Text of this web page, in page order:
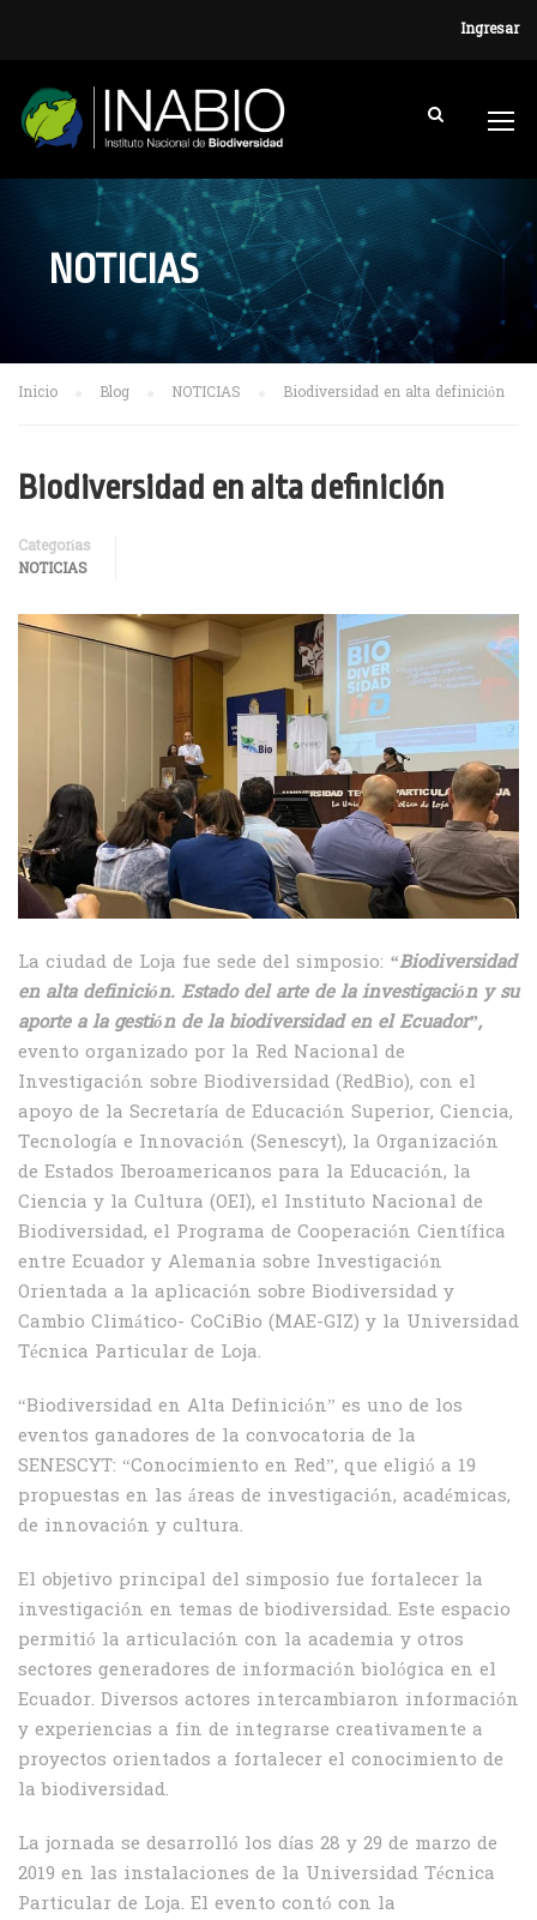
Ingresar
NOTICIAS
Inicio Blog NOTICIAS Biodiversidad en alta definición
Biodiversidad en alta definición
Categorías
NOTICIAS
La ciudad de Loja fue sede del simposio: “Biodiversidad
en alta definición. Estado del arte de la investigación y su
aporte a la gestión de la biodiversidad en el Ecuador”,
evento organizado por la Red Nacional de
Investigación sobre Biodiversidad (RedBio), con el
apoyo de la Secretaría de Educación Superior, Ciencia,
Tecnología e Innovación (Senescyt), la Organización
de Estados Iberoamericanos para la Educación, la
Ciencia y la Cultura (OEI), el Instituto Nacional de
Biodiversidad, el Programa de Cooperación Científica
entre Ecuador y Alemania sobre Investigación
Orientada a la aplicación sobre Biodiversidad y
Cambio Climático- CoCiBio (MAE-GIZ) y la Universidad
Técnica Particular de Loja.
“Biodiversidad en Alta Definición” es uno de los
eventos ganadores de la convocatoria de la
SENESCYT: “Conocimiento en Red”, que eligió a 19
propuestas en las áreas de investigación, académicas,
de innovación y cultura.
El objetivo principal del simposio fue fortalecer la
investigación en temas de biodiversidad. Este espacio
permitió la articulación con la academia y otros
sectores generadores de información biológica en el
Ecuador. Diversos actores intercambiaron información
y experiencias a fin de integrarse creativamente a
proyectos orientados a fortalecer el conocimiento de
la biodiversidad.
La jornada se desarrolló los días 28 y 29 de marzo de
2019 en las instalaciones de la Universidad Técnica
Particular de Loja. El evento contó con la